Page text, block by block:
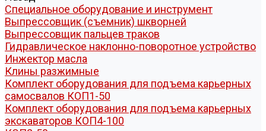
Специальное оборудование и инструмент
Выпрессовщик (съемник) шкворней
Выпрессовщик пальцев траков
Гидравлическое наклонно-поворотное устройство
Инжектор масла
Клины разжимные
Комплект оборудования для подъема карьерных
самосвалов КОП1-50
Комплект оборудования для подъема карьерных
экскаваторов КОП4-100